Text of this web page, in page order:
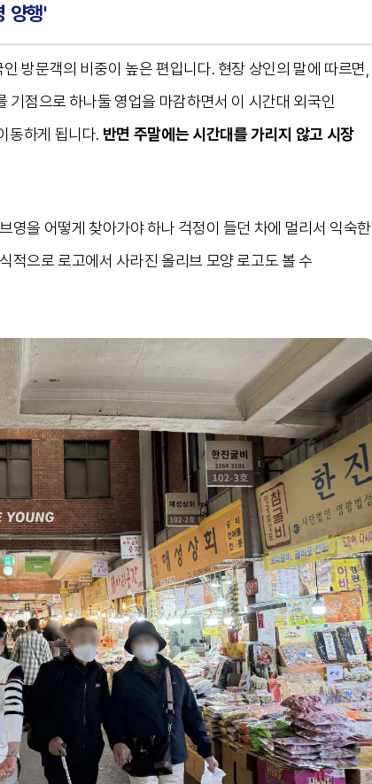
양행'
방문객의 비중이 높은 편입니다. 현장 상인의 말에 따르면,
기점으로 하나둘 영업을 마감하면서 이 시간대 외국인
동하게 됩니다. 반면 주말에는 시간대를 가리지 않고 시장
영을 어떻게 찾아가야 하나 걱정이 들던 차에 멀리서 익숙한
적으로 로고에서 사라진 올리브 모양 로고도 볼 수